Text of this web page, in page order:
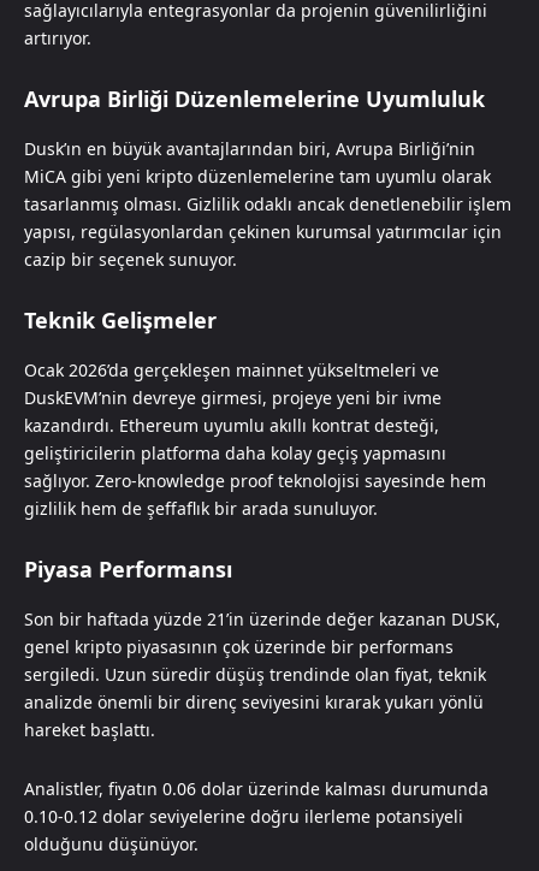
sağlayıcılarıyla entegrasyonlar da projenin güvenilirliğini
artırıyor.
Avrupa Birliği Düzenlemelerine Uyumluluk
Dusk’ın en büyük avantajlarından biri, Avrupa Birliği’nin
MiCA gibi yeni kripto düzenlemelerine tam uyumlu olarak
tasarlanmış olması. Gizlilik odaklı ancak denetlenebilir işlem
yapısı, regülasyonlardan çekinen kurumsal yatırımcılar için
cazip bir seçenek sunuyor.
Teknik Gelişmeler
Ocak 2026’da gerçekleşen mainnet yükseltmeleri ve
DuskEVM’nin devreye girmesi, projeye yeni bir ivme
kazandırdı. Ethereum uyumlu akıllı kontrat desteği,
geliştiricilerin platforma daha kolay geçiş yapmasını
sağlıyor. Zero-knowledge proof teknolojisi sayesinde hem
gizlilik hem de şeffaflık bir arada sunuluyor.
Piyasa Performansı
Son bir haftada yüzde 21’in üzerinde değer kazanan DUSK,
genel kripto piyasasının çok üzerinde bir performans
sergiledi. Uzun süredir düşüş trendinde olan fiyat, teknik
analizde önemli bir direnç seviyesini kırarak yukarı yönlü
hareket başlattı.
Analistler, fiyatın 0.06 dolar üzerinde kalması durumunda
0.10-0.12 dolar seviyelerine doğru ilerleme potansiyeli
olduğunu düşünüyor.